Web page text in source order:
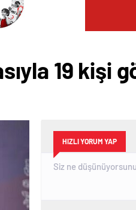
19 kişi
HIZLI YORUM YAP